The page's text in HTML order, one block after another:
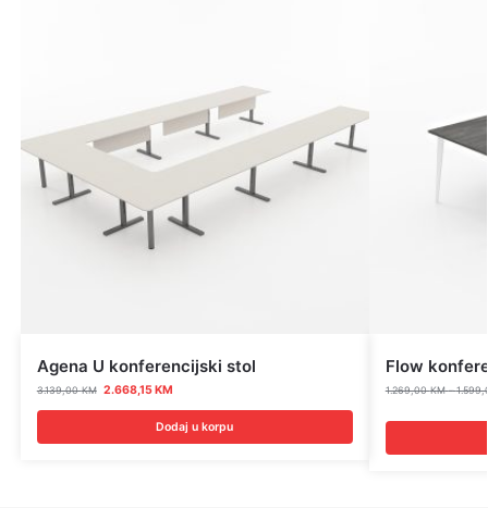
Agena U konferencijski stol
3.139,00KM 2.668,15KM
Dodaj u korpu
Flow
1.269,00KM –